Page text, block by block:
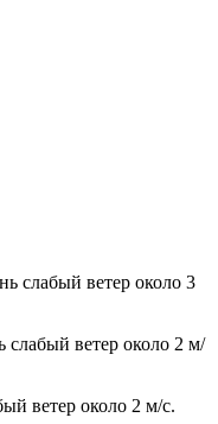
слабый ветер около 3
слабый ветер около 2 м/
ветер около 2 м/с.